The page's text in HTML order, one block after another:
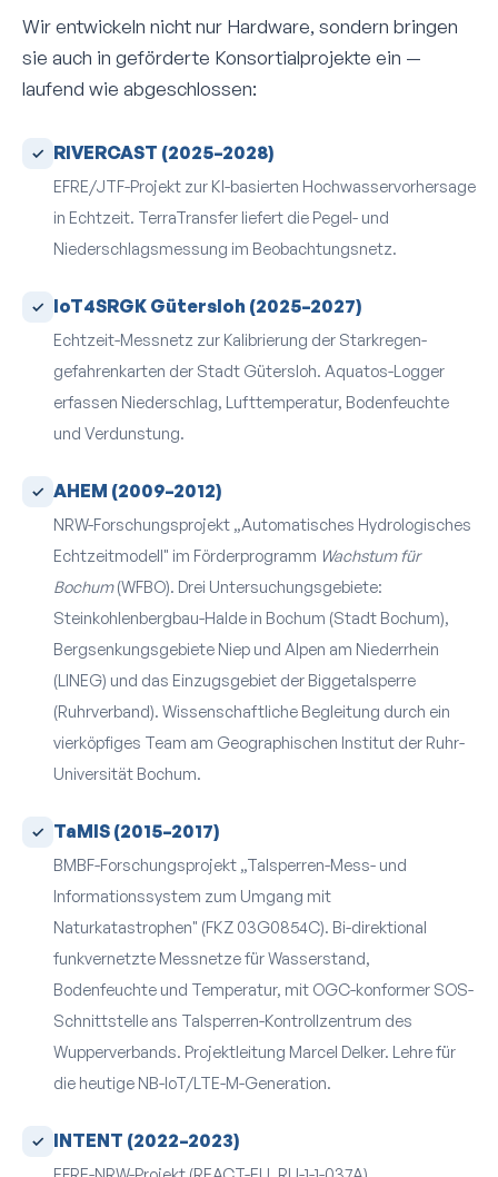
Wir entwickeln nicht nur Hardware, sondern bringen
sie auch in geförderte Konsortial­projekte ein —
laufend wie abgeschlossen:
RIVERCAST (2025–2028)
EFRE/JTF-Projekt zur KI-basierten Hochwasser­vorhersage
in Echtzeit. TerraTransfer liefert die Pegel- und
Niederschlags­messung im Beobachtungs­netz.
IoT4SRGK Gütersloh (2025–2027)
Echtzeit-Mess­netz zur Kalibrierung der Starkregen­
gefahren­karten der Stadt Gütersloh. Aquatos-Logger
erfassen Niederschlag, Lufttemperatur, Bodenfeuchte
und Verdunstung.
AHEM (2009–2012)
NRW-Forschungsprojekt „Automatisches Hydrologisches
Echtzeitmodell" im Förderprogramm Wachstum für
Bochum(WFBO). Drei Untersuchungs­gebiete:
Steinkohlenbergbau-Halde in Bochum (Stadt Bochum),
Bergsenkungs­gebiete Niep und Alpen am Niederrhein
(LINEG) und das Einzugsgebiet der Biggetalsperre
(Ruhrverband). Wissenschaftliche Begleitung durch ein
vier­köpfiges Team am Geographischen Institut der Ruhr-
Universität Bochum.
TaMIS (2015–2017)
BMBF-Forschungsprojekt „Talsperren-Mess- und
Informations­system zum Umgang mit
Naturkatastrophen" (FKZ 03G0854C). Bi-direktional
funkvernetzte Mess­netze für Wasserstand,
Bodenfeuchte und Temperatur, mit OGC-konformer SOS-
Schnittstelle ans Talsperren-Kontroll­zentrum des
Wupperverbands. Projektleitung Marcel Delker. Lehre für
die heutige NB-IoT/LTE-M-Generation.
INTENT (2022–2023)